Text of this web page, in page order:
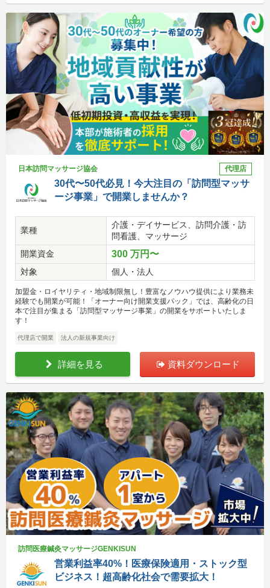
日本訪問マッサージ協会 代理店
30代〜50代必見！今大注目の「訪問型マッサ
ージ事業」で開業しませんか？
業種
介護・デイサービス、訪問介護・訪
問看護、マッサージ
開業資金
300 万円〜
対象 個人・法人
加盟金・ロイヤリティ・地域制限無し！豊富なノウハウ提供により業務未
経験でも開業が可能！「オーナー向け開業支援パック」では、高齢化の日
本で注目が集まる「訪問型マッサージ事業」の開業をサポートいたしま
す！
代理店で開業 法人の新規事業向け
詳細を見る 資料ダウンロード
訪問医療鍼灸マッサージGENKISUN
営業利益率40%！医療保険適用・ストック型
ビジネス！超高齢化社会で需要拡大！